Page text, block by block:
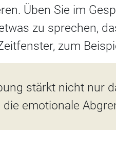
Üben Sie im
zu sprechen,
zum
stärkt nicht nur
emotionale